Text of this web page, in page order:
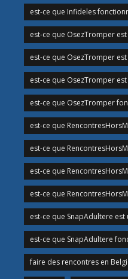
est-ce que Infideles
est-ce que OsezTromper
est-ce que OsezTromper
est-ce que OsezTromper
est-ce que OsezTromper
est-ce que
est-ce que
est-ce que
est-ce que
est-ce que SnapAdultere est
est-ce que SnapAdultere
faire des rencontres en